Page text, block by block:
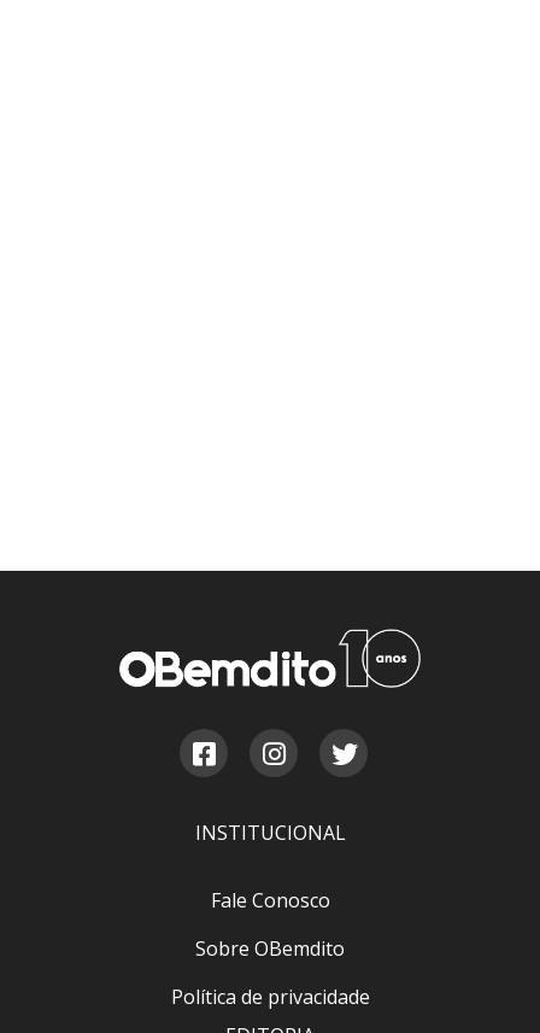
INSTITUCIONAL
Fale Conosco
Sobre OBemdito
Política de privacidade